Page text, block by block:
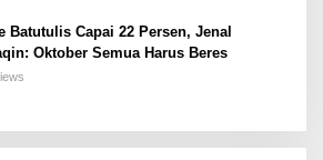
Batutulis Capai 22 Persen, Jenal
Oktober Semua Harus Beres